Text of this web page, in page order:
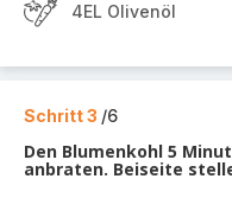
4EL Olivenöl
Schritt 3 /6
Den Blumenkohl 5
anbraten. Beiseite